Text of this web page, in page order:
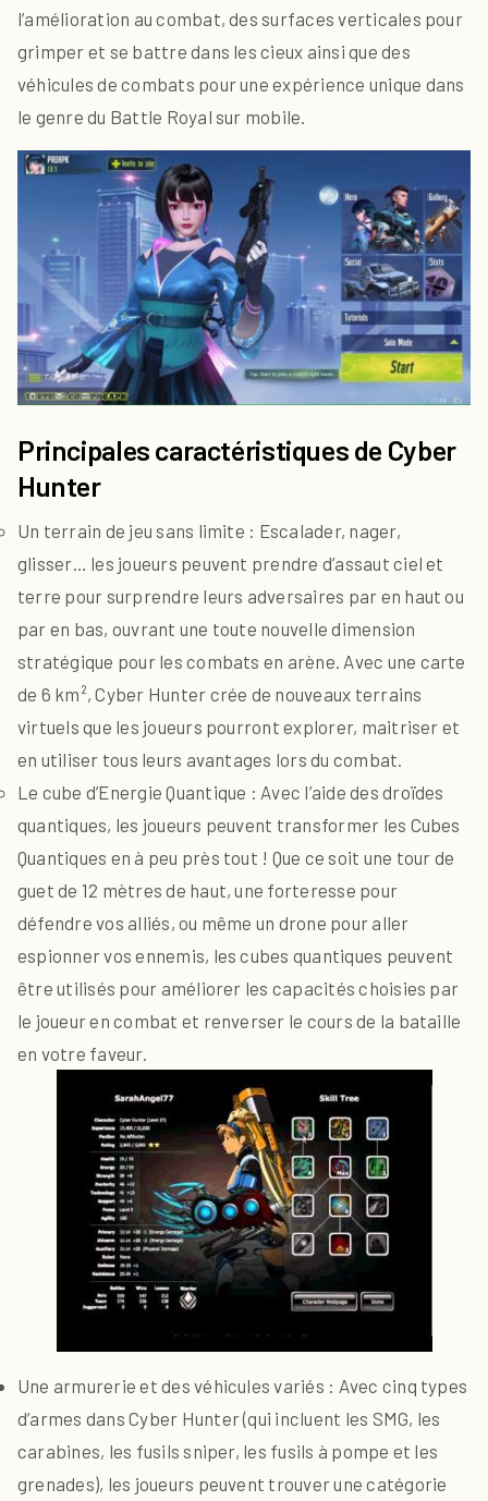
l’amélioration au combat, des surfaces verticales pour
grimper et se battre dans les cieux ainsi que des
véhicules de combats pour une expérience unique dans
le genre du Battle Royal sur mobile.
Principales caractéristiques de Cyber
Hunter
Un terrain de jeu sans limite : Escalader, nager,
glisser… les joueurs peuvent prendre d’assaut ciel et
terre pour surprendre leurs adversaires par en haut ou
par en bas, ouvrant une toute nouvelle dimension
stratégique pour les combats en arène. Avec une carte
de 6 km², Cyber Hunter crée de nouveaux terrains
virtuels que les joueurs pourront explorer, maitriser et
en utiliser tous leurs avantages lors du combat.
Le cube d’Energie Quantique : Avec l’aide des droïdes
quantiques, les joueurs peuvent transformer les Cubes
Quantiques en à peu près tout ! Que ce soit une tour de
guet de 12 mètres de haut, une forteresse pour
défendre vos alliés, ou même un drone pour aller
espionner vos ennemis, les cubes quantiques peuvent
être utilisés pour améliorer les capacités choisies par
le joueur en combat et renverser le cours de la bataille
en votre faveur.
Une armurerie et des véhicules variés : Avec cinq types
d’armes dans Cyber Hunter (qui incluent les SMG, les
carabines, les fusils sniper, les fusils à pompe et les
grenades), les joueurs peuvent trouver une catégorie